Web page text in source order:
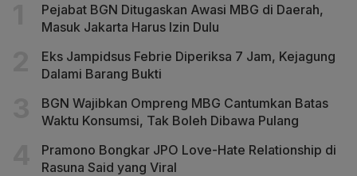
Pejabat BGN Ditugaskan Awasi MBG di Daerah,
Masuk Jakarta Harus Izin Dulu
Eks Jampidsus Febrie Diperiksa 7 Jam, Kejagung
Dalami Barang Bukti
BGN Wajibkan Ompreng MBG Cantumkan Batas
Waktu Konsumsi, Tak Boleh Dibawa Pulang
Pramono Bongkar JPO Love-Hate Relationship di
Rasuna Said yang Viral